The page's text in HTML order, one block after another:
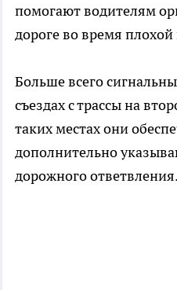
помогают водителям
дороге во время
Больше всего
съездах с трассы на
таких местах они
дополнительно
дорожного ответвления.